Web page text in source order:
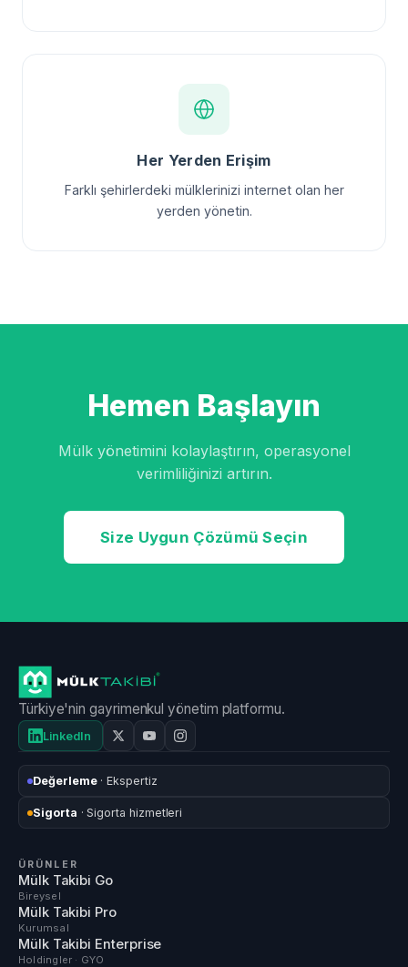
Her Yerden Erişim
Farklı şehirlerdeki mülklerinizi internet olan her
yerden yönetin.
Hemen Başlayın
Mülk yönetimini kolaylaştırın, operasyonel
verimliliğinizi artırın.
Size Uygun Çözümü Seçin
Türkiye'nin gayrimenkul yönetim platformu.
LinkedIn
Değerleme· Ekspertiz
Sigorta · Sigorta hizmetleri
ÜRÜNLER
Mülk Takibi Go
Bireysel
Mülk Takibi Pro
Kurumsal
Mülk Takibi Enterprise
Holdingler · GYO